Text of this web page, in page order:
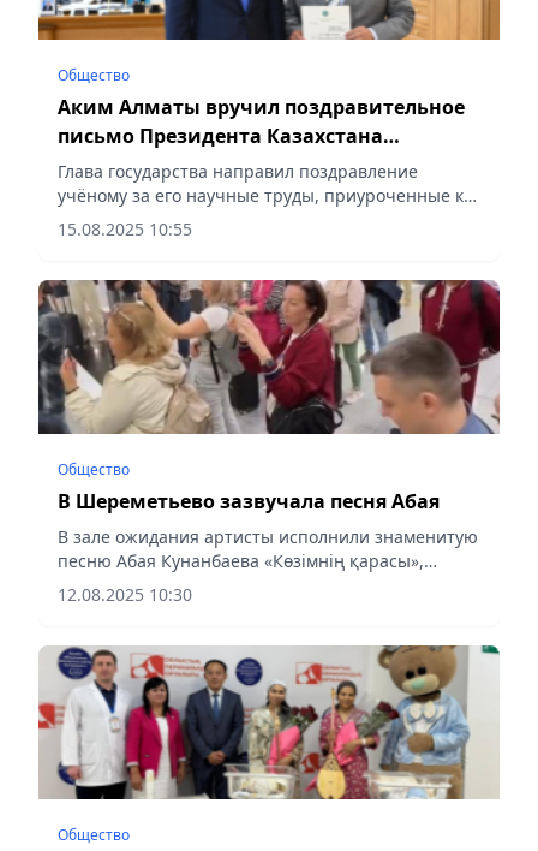
Общество
Аким Алматы вручил поздравительное
письмо Президента Казахстана
абаеведу Базарбеку Атыгаю
Глава государства направил поздравление
учёному за его научные труды, приуроченные к
180-летию со дня рождения великого Абая,
сообщает Vecher.kz.
15.08.2025 10:55
Общество
В Шереметьево зазвучала песня Абая
В зале ожидания артисты исполнили знаменитую
песню Абая Кунанбаева «Көзімнің қарасы»,
сообщает Vecher.kz.
12.08.2025 10:30
Общество